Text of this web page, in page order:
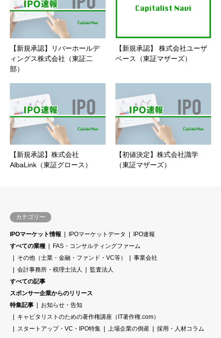
【新規承認】リバーホールデ
ィングス株式会社（東証二
部）
【新規承認】 株式会社ユーザ
ベース（東証マザーズ）
【新規承認】株式会社
AlbaLink（東証グロース）
【初値決定】株式会社識学
（東証マザーズ）
カテゴリー
IPOマーケット情報 IPOマーケットデータ
IPO速報
すべての業種
FAS・コンサルティングファーム
その他（士業・金融・ファンド・VC等）
事業会社
会計事務所・税理士法人
監査法人
すべての記事
スポンサー企業からのリリース
特集記事
お知らせ・告知
キャピタリストのための著作権講座（IT著作権.com）
スタートアップ・VC・IPO特集
上場企業の倒産 採用・人材コラム